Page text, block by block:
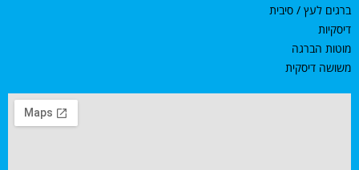
ברגים לעץ / סיבית
דיסקיות
מוטות הברגה
משושה דיסקית